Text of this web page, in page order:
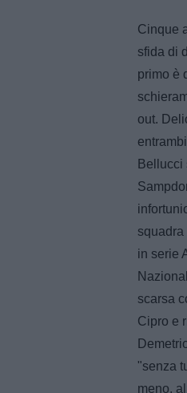
Cinque
sfida di
primo è
out.
Bellucci
in serie
scarsa
Cipro e
"senza
meno,